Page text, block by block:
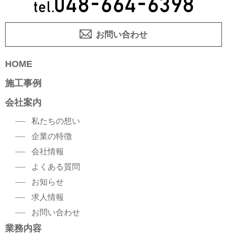
お問い合わせ
HOME
施工事例
会社案内
私たちの想い
企業の特徴
会社情報
よくある質問
お知らせ
求人情報
お問い合わせ
業務内容